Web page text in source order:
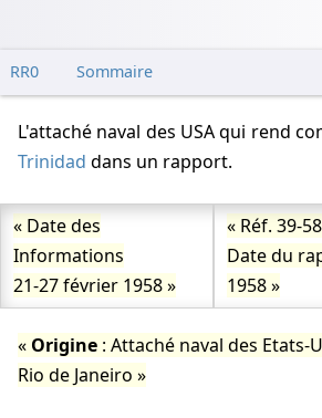
RR0 Sommaire
L'attaché naval des USA qui rend
Trinidad dans un rapport.
Date des
Informations
21-27 février 1958
Réf. 39-58
Date du
1958
Origine : Attaché naval des Etats-
Rio de Janeiro